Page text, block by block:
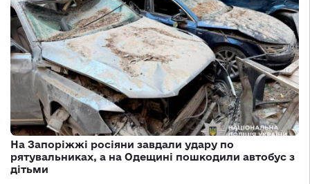
На Запоріжжі росіяни завдали удару по
рятувальниках, а на Одещині пошкодили автобус з
дітьми